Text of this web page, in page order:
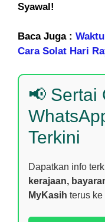
Syawal!
Baca Juga :
Cara Solat Hari
📢 Sertai
Terkini
Dapatkan info
kerajaan,
MyKasih terus ke